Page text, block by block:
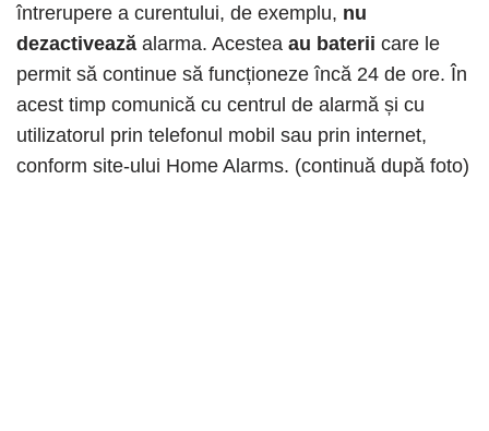
întrerupere a curentului, de exemplu, nu
dezactivează alarma. Acestea au baterii care le
permit să continue să funcționeze încă 24 de ore. În
acest timp comunică cu centrul de alarmă și cu
utilizatorul prin telefonul mobil sau prin internet,
conform site-ului Home Alarms. (continuă după foto)